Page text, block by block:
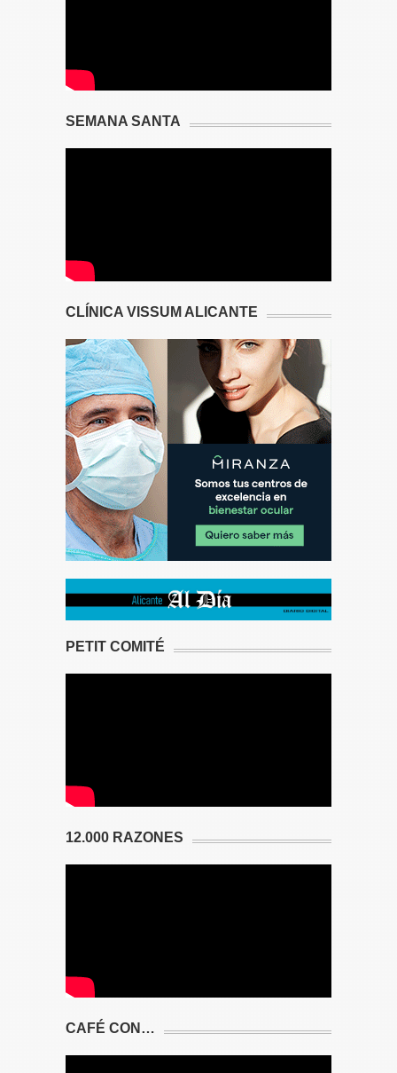
SEMANA SANTA
CLÍNICA VISSUM ALICANTE
PETIT COMITÉ
12.000 RAZONES
CAFÉ CON…